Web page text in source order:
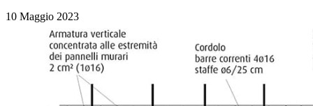
10 Maggio 2023